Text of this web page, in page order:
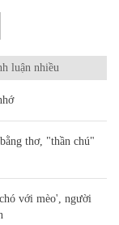
luận nhiều
thơ, "thần chú"
với mèo', người